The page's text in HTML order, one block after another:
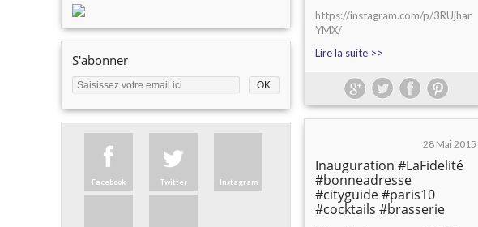
S'abonner
Facebook Twitter Instagram
https://instagram.com/p/3RUjhar
YMX/
Lire la suite >>
28 Mai 2015
Inauguration #LaFidelité
#bonneadresse
#cityguide #paris10
#cocktails #brasserie